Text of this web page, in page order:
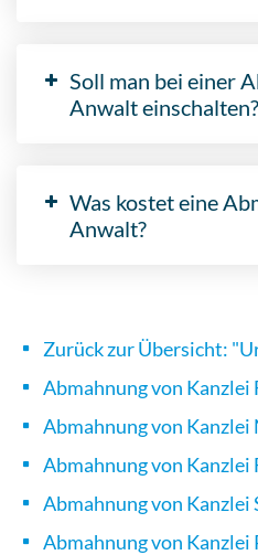
Soll man bei einer
Anwalt einschalten?
Was kostet eine
Anwalt?
Zurück zur Übersicht:
Abmahnung von Kanzlei
Abmahnung von Kanzlei
Abmahnung von Kanzlei
Abmahnung von Kanzlei
Abmahnung von Kanzlei